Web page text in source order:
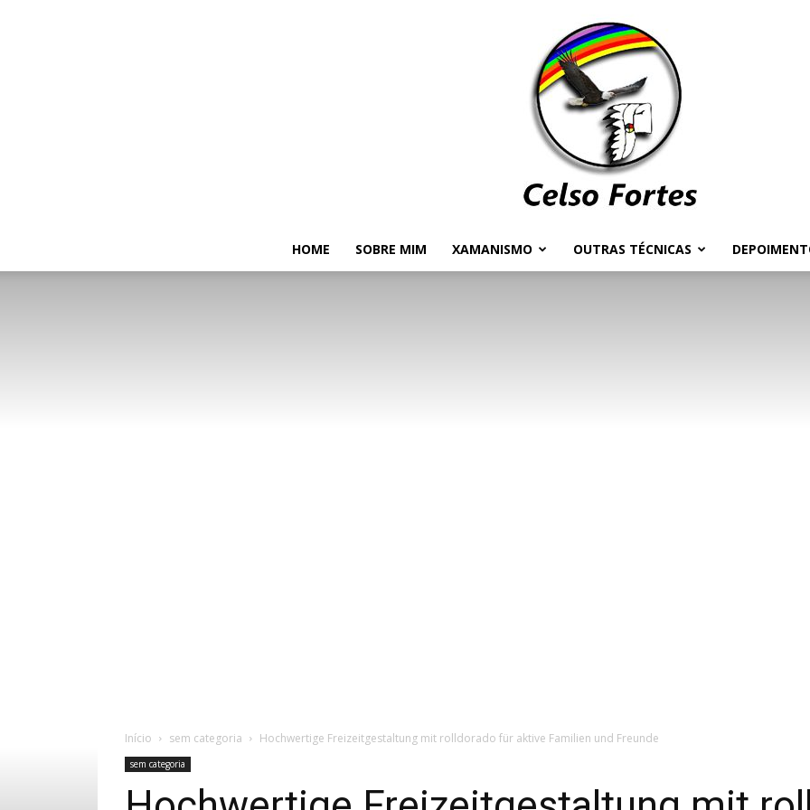
HOME SOBRE MIM XAMANISMO OUTRAS TÉCNICAS
Início sem categoria Hochwertige Freizeitgestaltung mit rolldorado für aktive Familien und Freunde
sem categoria